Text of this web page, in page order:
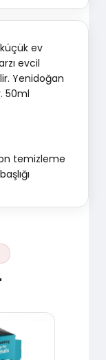
ev
evcil
Yenidoğan
50ml
temizleme